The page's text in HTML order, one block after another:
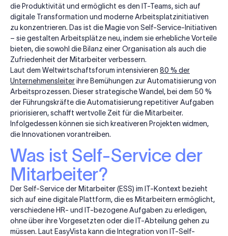
die Produktivität und ermöglicht es den IT-Teams, sich auf
digitale Transformation und moderne Arbeitsplatzinitiativen
zu konzentrieren. Das ist die Magie von Self-Service-Initiativen
– sie gestalten Arbeitsplätze neu, indem sie erhebliche Vorteile
bieten, die sowohl die Bilanz einer Organisation als auch die
Zufriedenheit der Mitarbeiter verbessern.
Laut dem Weltwirtschaftsforum intensivieren 80 % der
Unternehmensleiterihre Bemühungen zur Automatisierung von
Arbeitsprozessen. Dieser strategische Wandel, bei dem 50 %
der Führungskräfte die Automatisierung repetitiver Aufgaben
priorisieren, schafft wertvolle Zeit für die Mitarbeiter.
Infolgedessen können sie sich kreativeren Projekten widmen,
die Innovationen vorantreiben.
Was ist Self-Service der
Mitarbeiter?
Der Self-Service der Mitarbeiter (ESS) im IT-Kontext bezieht
sich auf eine digitale Plattform, die es Mitarbeitern ermöglicht,
verschiedene HR- und IT-bezogene Aufgaben zu erledigen,
ohne über ihre Vorgesetzten oder die IT-Abteilung gehen zu
müssen. Laut EasyVista kann die Integration von IT-Self-